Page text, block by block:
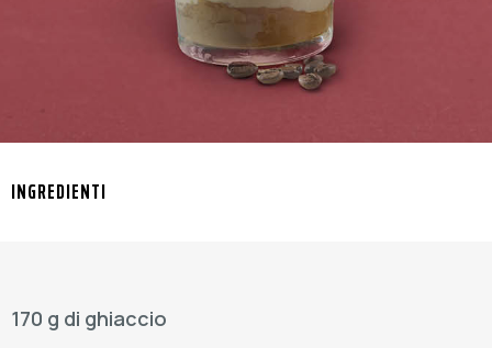
INGREDIENTI
170 g di ghiaccio